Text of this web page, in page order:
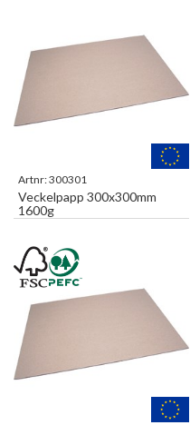
Artnr:300301
Veckelpapp 300x300mm
1600g